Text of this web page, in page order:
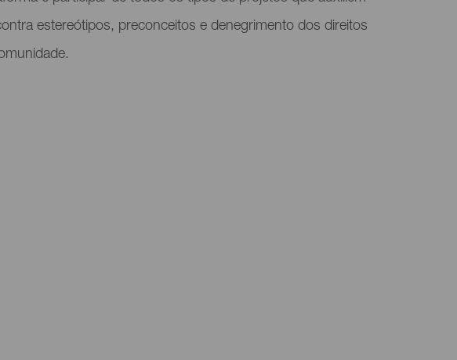
estereótipos, preconceitos e denegrimento dos direitos